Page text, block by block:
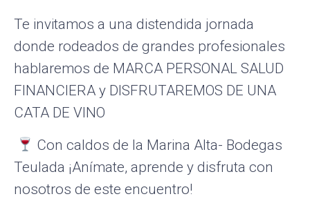
Te invitamos a una distendida jornada
donde rodeados de grandes profesionales
hablaremos de MARCA PERSONAL SALUD
FINANCIERA y DISFRUTAREMOS DE UNA
CATA DE VINO
Con caldos de la Marina Alta- Bodegas
Teulada ¡Anímate, aprende y disfruta con
nosotros de este encuentro!